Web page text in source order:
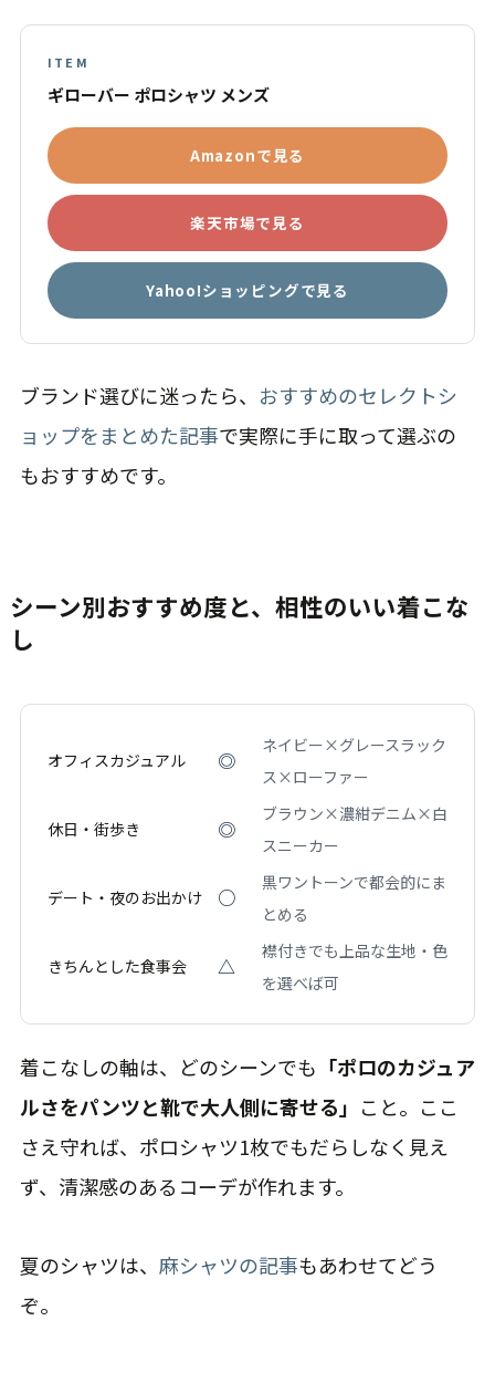
ITEM
ギローバー ポロシャツ メンズ
Amazonで見る
楽天市場で見る
Yahoo!ショッピングで見る
ブランド選びに迷ったら、 おすすめのセレクトシ
ョップをまとめた記事で実際に手に取って選ぶの
もおすすめです。
シーン別おすすめ度と、相性のいい着こな
し
オフィスカジュアル ◎
ネイビー×グレースラック
ス×ローファー
休日・街歩き ◎
ブラウン×濃紺デニム×白
スニーカー
デート・夜のお出かけ ○
黒ワントーンで都会的にま
とめる
きちんとした食事会 △
襟付きでも上品な生地・色
を選べば可
着こなしの軸は、どのシーンでも 「ポロのカジュア
ルさをパンツと靴で大人側に寄せる」 こと。ここ
さえ守れば、ポロシャツ1枚でもだらしなく見え
ず、清潔感のあるコーデが作れます。
夏のシャツは、 麻シャツの記事もあわせてどう
ぞ。